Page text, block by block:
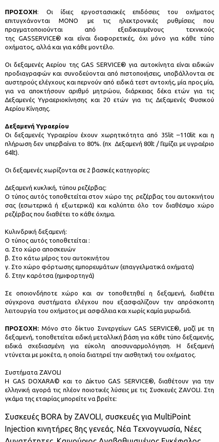
ΠΡΟΣΟΧΗ: Oι ίδιες εργοστασιακές επιδόσεις του οχήματος
επιτυγχάνονται ΜΟΝΟ με τις ηλεκτρονικές ρυθμίσεις που
πραγματοποιούνται από εξειδικευμένους τεχνικούς
της GASSERVICE® και είναι διαφορετικές, όχι μόνο για κάθε τύπο
οχήματος, αλλά και για κάθε μοντέλο.
Οι δεξαμενές Αερίου της GAS SERVICE® για αυτοκίνητα είναι ειδικών
προδιαγραφών και συνοδεύονται από πιστοποιήσεις, υποβάλλονται σε
αυστηρούς ελέγχους και περνούν από ειδικά τεστ αντοχής, μία προς μία,
για να αποκτήσουν αριθμό μητρώου, διάρκειας δέκα ετών για τις
Δεξαμενές Υγραεριοκίνησης και 20 ετών για τις Δεξαμενές Φυσικού
Αερίου Κίνησης.
Δεξαμενή Υγραερίου
Οι δεξαμενές Υγραερίου έχουν χωρητικότητα από 35lit –110lit και η
πλήρωση δεν υπερβαίνει το 80%. (πχ Δεξαμενή 80lt / Γεμίζει με υγραέριο
64lt).
Οι δεξαμενές χωρίζονται σε 2 βασικές κατηγορίες:
Δεξαμενή κυκλική, τύπου ρεζέρβας:
O τύπος αυτός τοποθετείται στον χώρο της ρεζέρβας του αυτοκινήτου
σας (εσωτερικά ή εξωτερικά) και καλύπτει όλο τον διαθέσιμο χώρο
ρεζέρβας που διαθέτει το κάθε όχημα.
Κυλινδρική δεξαμενή:
O τύπος αυτός τοποθετείται :
α. Στο χώρο αποσκευών
β. Στο κάτω μέρος του αυτοκινήτου
γ. Στο χώρο φόρτωσης εμπορευμάτων (επαγγελματικά οχήματα)
δ. Στην καρότσα (ημιφορτηγά)
Σε οποιονδήποτε χώρο και αν τοποθετηθεί η δεξαμενή, διαθέτει
σύγχρονα συστήματα ελέγχου που εξασφαλίζουν την απρόσκοπτη
λειτουργία του οχήματος με ασφάλεια και χωρίς καμία μυρωδιά.
ΠΡΟΣΟΧΗ: Μόνο στο δίκτυο Συνεργείων GAS SERVICE®, μαζί με τη
δεξαμενή, τοποθετείται ειδική μεταλλική βάση για κάθε τύπο δεξαμενής,
ειδικά σχεδιασμένη για εύκολη αποσυναρμολόγηση. Η δεξαμενή
ντύνεται με μοκέτα, η οποία διατηρεί την αισθητική του οχήματος.
Συστήματα ZAVOLI
H GAS DOXARA© και το Δίκτυο GAS SERVICE®, διαθέτουν για την
ελληνική αγορά τις πλέον ποιοτικές λύσεις με τις Συσκευές ZAVOLI. Στη
γκάμα της εταιρίας μπορείτε να βρείτε:
Συσκευές BORA by ZAVOLI, συσκευές για MultiPoint
Injection κινητήρες 8ης γενεάς. Νέα Τεχνογνωσία, Νέες